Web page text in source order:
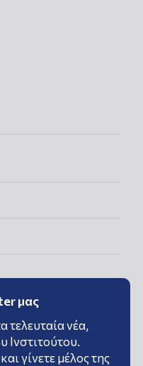
μας
τελευταία νέα,
Ινστιτούτου.
γίνετε μέλος της